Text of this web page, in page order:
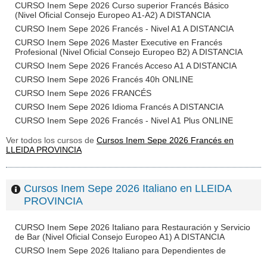
CURSO Inem Sepe 2026 Curso superior Francés Básico
(Nivel Oficial Consejo Europeo A1-A2) A DISTANCIA
CURSO Inem Sepe 2026 Francés - Nivel A1 A DISTANCIA
CURSO Inem Sepe 2026 Master Executive en Francés
Profesional (Nivel Oficial Consejo Europeo B2) A DISTANCIA
CURSO Inem Sepe 2026 Francés Acceso A1 A DISTANCIA
CURSO Inem Sepe 2026 Francés 40h ONLINE
CURSO Inem Sepe 2026 FRANCÉS
CURSO Inem Sepe 2026 Idioma Francés A DISTANCIA
CURSO Inem Sepe 2026 Francés - Nivel A1 Plus ONLINE
Ver todos los cursos de Cursos Inem Sepe 2026 Francés en
LLEIDA PROVINCIA
Cursos Inem Sepe 2026 Italiano en LLEIDA
PROVINCIA
CURSO Inem Sepe 2026 Italiano para Restauración y Servicio
de Bar (Nivel Oficial Consejo Europeo A1) A DISTANCIA
CURSO Inem Sepe 2026 Italiano para Dependientes de